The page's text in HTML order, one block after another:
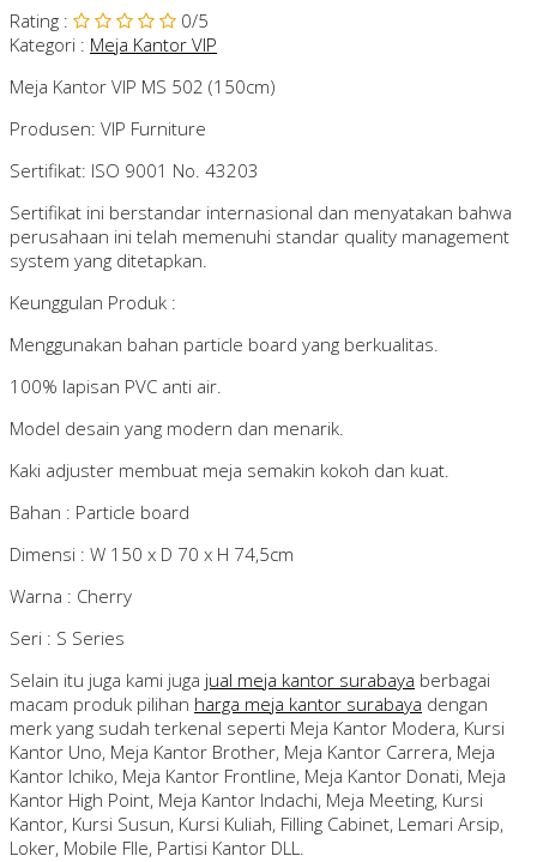
Rating : 0/5
Kategori : Meja Kantor VIP
Meja Kantor VIP MS 502 (150cm)
Produsen: VIP Furniture
Sertifikat: ISO 9001 No. 43203
Sertifikat ini berstandar internasional dan menyatakan bahwa
perusahaan ini telah memenuhi standar quality management
system yang ditetapkan.
Keunggulan Produk :
Menggunakan bahan particle board yang berkualitas.
100% lapisan PVC anti air.
Model desain yang modern dan menarik.
Kaki adjuster membuat meja semakin kokoh dan kuat.
Bahan : Particle board
Dimensi : W 150 x D 70 x H 74,5cm
Warna : Cherry
Seri : S Series
Selain itu juga kami juga jual meja kantor surabaya berbagai
macam produk pilihan harga meja kantor surabaya dengan
merk yang sudah terkenal seperti Meja Kantor Modera, Kursi
Kantor Uno, Meja Kantor Brother, Meja Kantor Carrera, Meja
Kantor Ichiko, Meja Kantor Frontline, Meja Kantor Donati, Meja
Kantor High Point, Meja Kantor Indachi, Meja Meeting, Kursi
Kantor, Kursi Susun, Kursi Kuliah, Filling Cabinet, Lemari Arsip,
Loker, Mobile FIle, Partisi Kantor DLL.